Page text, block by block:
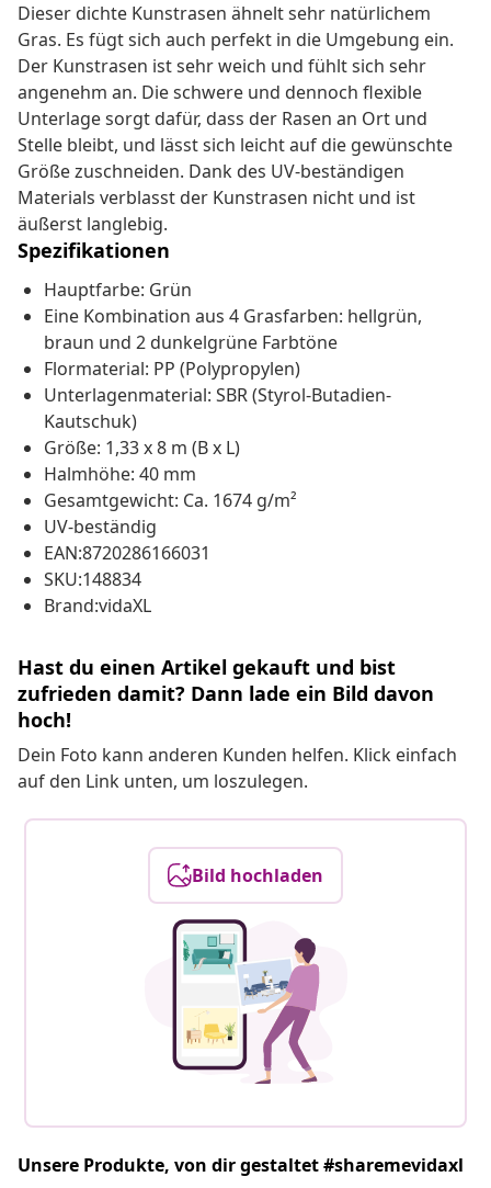
Dieser dichte Kunstrasen ähnelt sehr natürlichem
Gras. Es fügt sich auch perfekt in die Umgebung ein.
Der Kunstrasen ist sehr weich und fühlt sich sehr
angenehm an. Die schwere und dennoch flexible
Unterlage sorgt dafür, dass der Rasen an Ort und
Stelle bleibt, und lässt sich leicht auf die gewünschte
Größe zuschneiden. Dank des UV-beständigen
Materials verblasst der Kunstrasen nicht und ist
äußerst langlebig.
Spezifikationen
Hauptfarbe: Grün
Eine Kombination aus 4 Grasfarben: hellgrün,
braun und 2 dunkelgrüne Farbtöne
Flormaterial: PP (Polypropylen)
Unterlagenmaterial: SBR (Styrol-Butadien-
Kautschuk)
Größe: 1,33 x 8 m (B x L)
Halmhöhe: 40 mm
Gesamtgewicht: Ca. 1674 g/m²
UV-beständig
EAN:8720286166031
SKU:148834
Brand:vidaXL
Hast du einen Artikel gekauft und bist
zufrieden damit? Dann lade ein Bild davon
hoch!
Dein Foto kann anderen Kunden helfen. Klick einfach
auf den Link unten, um loszulegen.
Bild hochladen
Unsere Produkte, von dir gestaltet #sharemevidaxl